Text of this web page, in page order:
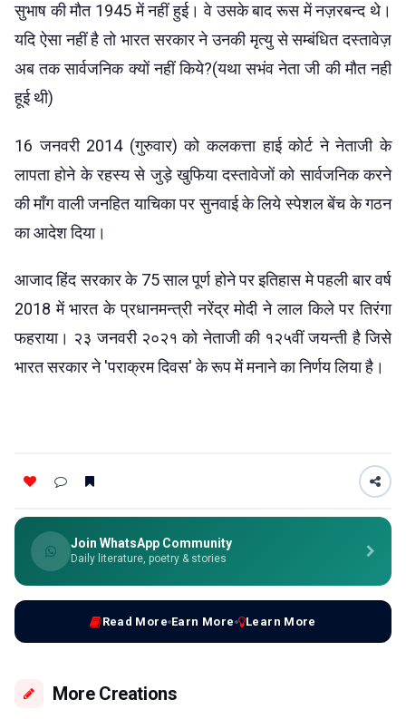
सुभाष की मौत 1945 में नहीं हुई। वे उसके बाद रूस में नज़रबन्द थे।
यदि ऐसा नहीं है तो भारत सरकार ने उनकी मृत्यु से सम्बंधित दस्तावेज़
अब तक सार्वजनिक क्यों नहीं किये?(यथा सभंव नेता जी की मौत नही
हूई थी)
16 जनवरी 2014 (गुरुवार) को कलकत्ता हाई कोर्ट ने नेताजी के
लापता होने के रहस्य से जुड़े खुफिया दस्तावेजों को सार्वजनिक करने
की माँग वाली जनहित याचिका पर सुनवाई के लिये स्पेशल बेंच के गठन
का आदेश दिया।
आजाद हिंद सरकार के 75 साल पूर्ण होने पर इतिहास मे पहली बार वर्ष
2018 में भारत के प्रधानमन्त्री नरेंद्र मोदी ने लाल किले पर तिरंगा
फहराया। २३ जनवरी २०२१ को नेताजी की १२५वीं जयन्ती है जिसे
भारत सरकार ने 'पराक्रम दिवस' के रूप में मनाने का निर्णय लिया है।
Join WhatsApp Community
Daily literature, poetry & stories
Read More Earn More Learn More
More Creations